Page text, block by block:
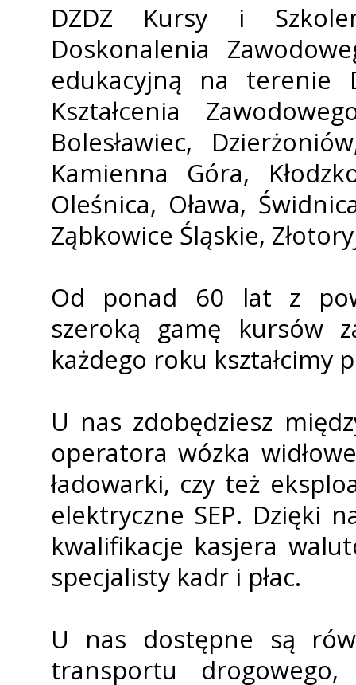
DZDZ Kursy i
Doskonalenia
edukacyjną na terenie
Kształcenia
Bolesławiec,
Kamienna Góra,
Oleśnica, Oława,
Ząbkowice Śląskie,
Od ponad 60 lat z
szeroką gamę kursów
każdego roku kształcimy
U nas zdobędziesz
operatora wózka
ładowarki, czy też
elektryczne SEP. Dzięki
kwalifikacje kasjera
specjalisty kadr i płac.
U nas dostępne są
transportu